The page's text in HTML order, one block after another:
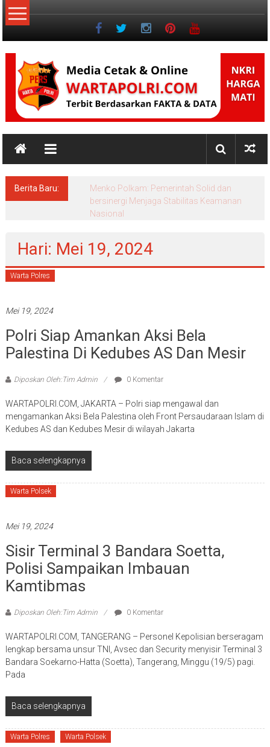
Lompat
ke
NKRI
Jurnalisme
Berita Baru:
Menko Polkam: Pemerintah Solid dan
bersinergi Menjaga Stabilitas Keamanan
Nasional
Hari: Mei 19, 2024
Warta Polres
Mei 19, 2024
Polri Siap Amankan Aksi Bela
Palestina Di Kedubes AS Dan Mesir
Diposkan Oleh:Tim Admin 0 Komentar
WARTAPOLRI.COM, JAKARTA – Polri siap mengawal dan
mengamankan Aksi Bela Palestina oleh Front Persaudaraan Islam di
Kedubes AS dan Kedubes Mesir di wilayah Jakarta
Baca selengkapnya
Warta Polsek
Mei 19, 2024
Sisir Terminal 3 Bandara Soetta,
Polisi Sampaikan Imbauan
Kamtibmas
Diposkan Oleh:Tim Admin 0 Komentar
WARTAPOLRI.COM, TANGERANG – Personel Kepolisian berseragam
lengkap bersama unsur TNI, Avsec dan Security menyisir Terminal 3
Bandara Soekarno-Hatta (Soetta), Tangerang, Minggu (19/5) pagi.
Pada
Baca selengkapnya
Warta Polres Warta Polsek